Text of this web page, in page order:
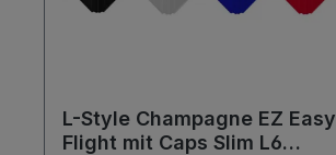
L-Style Champagne EZ Easy
Flight mit Caps Slim L6